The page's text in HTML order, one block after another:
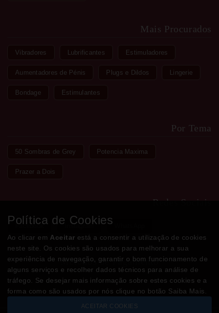
Mais Procurados
Vibradores Lubrificantes Estimuladores
Aumentadores de Pénis Plugs e Dildos Lingerie
Bondage Estimulantes
Por Tema
50 Sombras de Grey Potencia Maxima
Prazer a Dois
Redes Sociais
Facebook Instagram
Métodos de Pagamento
Política de Cookies
Ao clicar em Aceitar está a consentir a utilização de cookies
neste site. Os cookies são usados para melhorar a sua
experiência de navegação, garantir o bom funcionamento de
alguns serviços e recolher dados técnicos para análise de
tráfego. Se desejar mais informação sobre estes cookies e a
forma como são usados por nós clique no botão Saiba Mais.
ACEITAR COOKIES